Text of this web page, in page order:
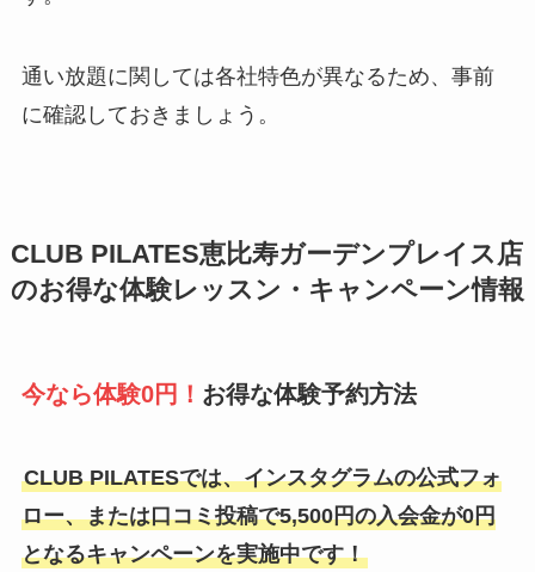
通い放題に関しては各社特色が異なるため、事前
に確認しておきましょう。
CLUB PILATES恵比寿ガーデンプレイス店
のお得な体験レッスン・キャンペーン情報
今なら体験0円！ お得な体験予約方法
CLUB PILATESでは、インスタグラムの公式フォ
ロー、または口コミ投稿で5,500円の入会金が0円
となるキャンペーンを実施中です！